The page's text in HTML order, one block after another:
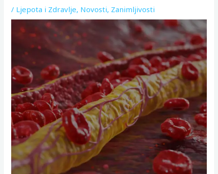
/ Ljepota i Zdravlje, Novosti, Zanimljivosti